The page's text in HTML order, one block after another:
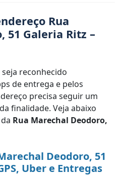
Rua
51 Galeria Ritz –
seja reconhecido
de entrega e pelos
precisa seguir um
finalidade. Veja abaixo
Rua Marechal Deodoro,
Deodoro, 51
Uber e Entregas